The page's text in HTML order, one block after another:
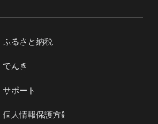
ふるさと納税
でんき
サポート
個人情報保護方針